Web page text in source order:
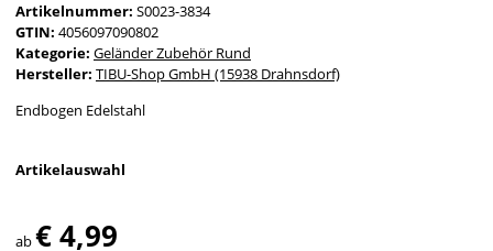
Artikelnummer: S0023-3834
GTIN: 4056097090802
Kategorie: Geländer Zubehör Rund
Hersteller: TIBU-Shop GmbH (15938 Drahnsdorf)
Endbogen Edelstahl
Artikelauswahl
ab€ 4,99